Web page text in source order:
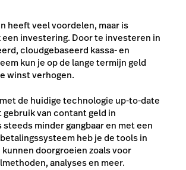
heeft veel voordelen, maar is
investering. Door te investeren in
cloudgebaseerd kassa- en
kun je op de lange termijn geld
winst verhogen.
de huidige technologie up-to-date
van contant geld in
minder gangbaar en met een
heb je de tools in
kunnen doorgroeien zoals voor
analyses en meer.